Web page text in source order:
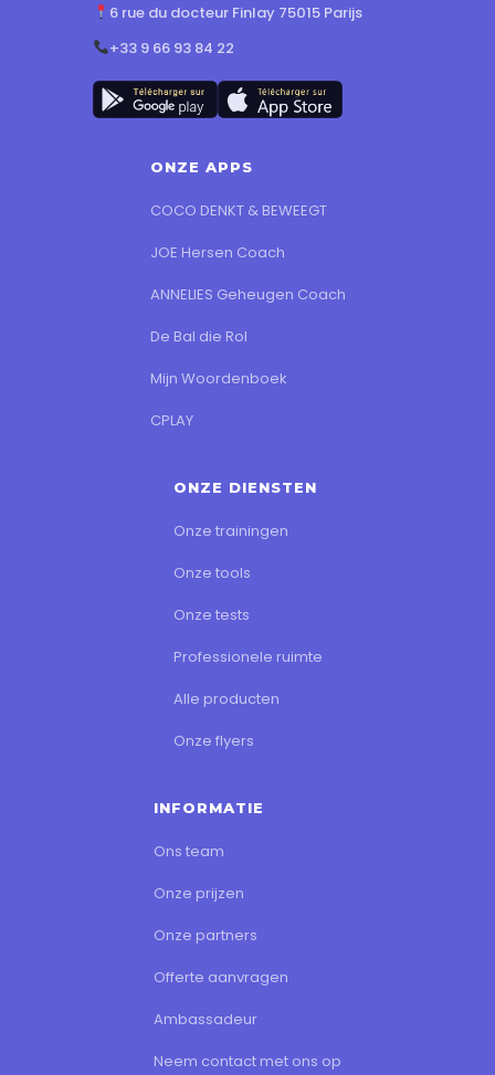
6 rue du docteur Finlay 75015 Parijs
+33 9 66 93 84 22
ONZE APPS
COCO DENKT & BEWEEGT
JOE Hersen Coach
ANNELIES Geheugen Coach
De Bal die Rol
Mijn Woordenboek
CPLAY
ONZE DIENSTEN
Onze trainingen
Onze tools
Onze tests
Professionele ruimte
Alle producten
Onze flyers
INFORMATIE
Ons team
Onze prijzen
Onze partners
Offerte aanvragen
Ambassadeur
Neem contact met ons op